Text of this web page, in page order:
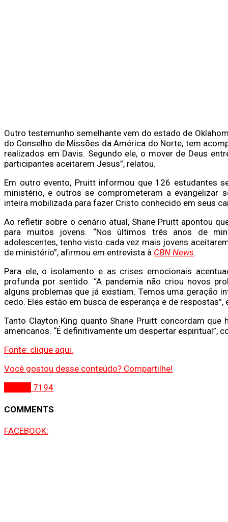
Outro testemunho semelhante vem do estado de
do Conselho de Missões da América do Norte, tem
realizados em Davis. Segundo ele, o mover de Deus
participantes aceitarem Jesus”, relatou.
Em outro evento, Pruitt informou que 126 estudantes
ministério, e outros se comprometeram a evangelizar
inteira mobilizada para fazer Cristo conhecido em seus
Ao refletir sobre o cenário atual, Shane Pruitt apontou
para muitos jovens. “Nos últimos três anos de
adolescentes, tenho visto cada vez mais jovens
de ministério”, afirmou em entrevista à CBN News.
Para ele, o isolamento e as crises emocionais
profunda por sentido. “A pandemia não criou novos
alguns problemas que já existiam. Temos uma geração
cedo. Eles estão em busca de esperança e de respostas”,
Tanto Clayton King quanto Shane Pruitt concordam
americanos. “É definitivamente um despertar espiritual”,
Fonte: clique aqui.
Você gostou desse conteúdo? Compartilhe!
7194
COMMENTS
FACEBOOK: